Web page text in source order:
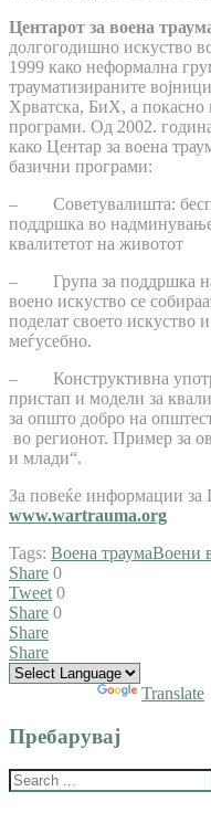
Центарот за воена
долгогодишно искуство
1999 како неформална
трауматизираните
Хрватска, БиХ, а покасно
програми. Од 2002.
како Центар за воена
базични програми:
– Советувалишта:
поддршка во
квалитетот на животот
– Група за поддршка на
воено искуство се
поделат своето искуство
меѓусебно.
– Конструктивна
пристап и модели за
за општо добро на
во регионот. Пример за
и млади“.
За повеќе информации за
www.wartrauma.org
Tags: Воена траумаВоени
Share 0
Tweet 0
Share 0
Share
Share
Translate
Пребарувај